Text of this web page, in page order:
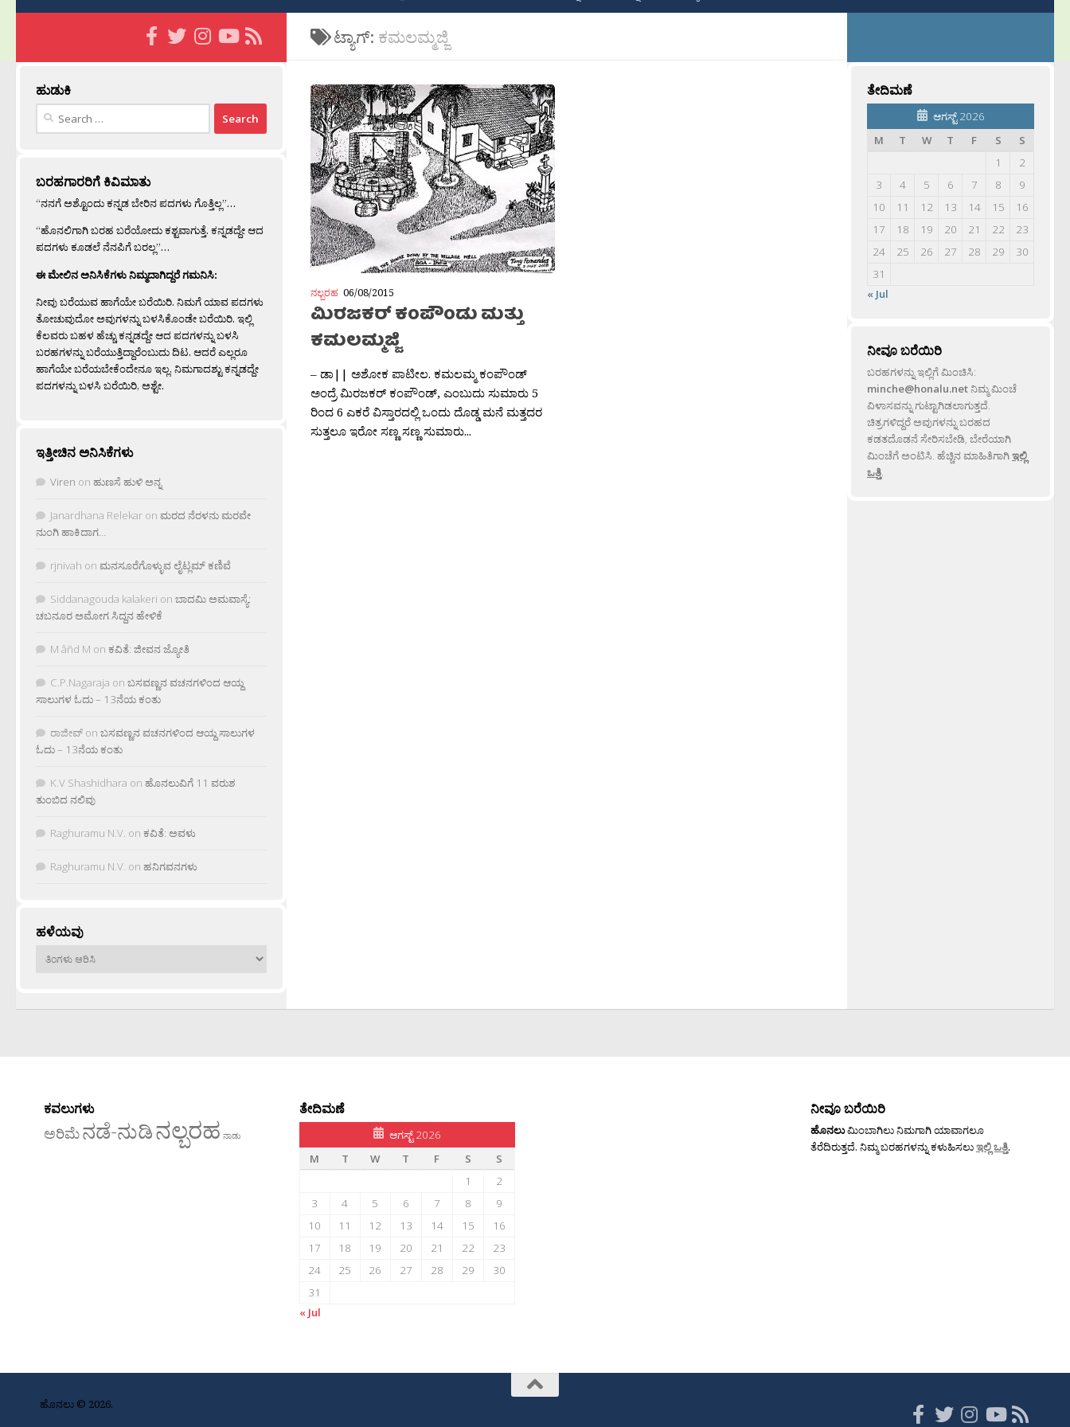
ಟ್ಯಾಗ್: ಕಮಲಮ್ಮಜ್ಜಿ
ನಲ್ಬರಹ 06/08/2015
ಮಿರಜಕರ್ ಕಂಪೌಂಡು ಮತ್ತು
ಕಮಲಮ್ಮಜ್ಜಿ
– ಡಾ|| ಅಶೋಕ ಪಾಟೀಲ. ಕಮಲಮ್ಮ ಕಂಪೌಂಡ್
ಅಂದ್ರೆ ಮಿರಜಕರ್ ಕಂಪೌಂಡ್, ಎಂಬುದು ಸುಮಾರು 5
ರಿಂದ 6 ಎಕರೆ ವಿಸ್ತಾರದಲ್ಲಿ ಒಂದು ದೊಡ್ಡ ಮನೆ ಮತ್ತದರ
ಸುತ್ತಲೂ ಇರೋ ಸಣ್ಣ ಸಣ್ಣ ಸುಮಾರು...
ಹುಡುಕಿ
Search
ಬರಹಗಾರರಿಗೆ ಕಿವಿಮಾತು
“ನನಗೆ ಅಶ್ಟೊಂದು ಕನ್ನಡ ಬೇರಿನ ಪದಗಳು ಗೊತ್ತಿಲ್ಲ”…
“ಹೊನಲಿಗಾಗಿ ಬರಹ ಬರೆಯೋದು ಕಶ್ಟವಾಗುತ್ತೆ. ಕನ್ನಡದ್ದೇ ಆದ
ಪದಗಳು ಕೂಡಲೆ ನೆನಪಿಗೆ ಬರಲ್ಲ”…
ಈ ಮೇಲಿನ ಅನಿಸಿಕೆಗಳು ನಿಮ್ಮದಾಗಿದ್ದರೆ ಗಮನಿಸಿ:
ನೀವು ಬರೆಯುವ ಹಾಗೆಯೇ ಬರೆಯಿರಿ. ನಿಮಗೆ ಯಾವ ಪದಗಳು
ತೋಚುವುದೋ ಅವುಗಳನ್ನು ಬಳಸಿಕೊಂಡೇ ಬರೆಯಿರಿ. ಇಲ್ಲಿ
ಕೆಲವರು ಬಹಳ ಹೆಚ್ಚು ಕನ್ನಡದ್ದೇ ಆದ ಪದಗಳನ್ನು ಬಳಸಿ
ಬರಹಗಳನ್ನು ಬರೆಯುತ್ತಿದ್ದಾರೆಂಬುದು ದಿಟ. ಆದರೆ ಎಲ್ಲರೂ
ಹಾಗೆಯೇ ಬರೆಯಬೇಕೆಂದೇನೂ ಇಲ್ಲ. ನಿಮಗಾದಶ್ಟು ಕನ್ನಡದ್ದೇ
ಪದಗಳನ್ನು ಬಳಸಿ ಬರೆಯಿರಿ, ಅಶ್ಟೇ.
ಇತ್ತೀಚಿನ ಅನಿಸಿಕೆಗಳು
Viren on ಹುಣಸೆ ಹುಳಿ ಅನ್ನ
Janardhana Relekar on ಮರದ ನೆರಳನು ಮರವೇ
ನುಂಗಿ ಹಾಕಿದಾಗ…
rjnivah on ಮನಸೂರೆಗೊಳ್ಳುವ ಲೈಟ್ಲಮ್ ಕಣಿವೆ
Siddanagouda kalakeri on ಬಾದಮಿ ಅಮವಾಸ್ಯೆ:
ಚಬನೂರ ಅಮೋಗ ಸಿದ್ದನ ಹೇಳಿಕೆ
M âñd M on ಕವಿತೆ: ಜೀವನ ಜ್ಯೋತಿ
C.P.Nagaraja on ಬಸವಣ್ಣನ ವಚನಗಳಿಂದ ಆಯ್ದ
ಸಾಲುಗಳ ಓದು – 13ನೆಯ ಕಂತು
ರಾಜೀವ್ on ಬಸವಣ್ಣನ ವಚನಗಳಿಂದ ಆಯ್ದ ಸಾಲುಗಳ
ಓದು – 13ನೆಯ ಕಂತು
K.V Shashidhara on ಹೊನಲುವಿಗೆ 11 ವರುಶ
ತುಂಬಿದ ನಲಿವು
Raghuramu N.V. on ಕವಿತೆ: ಅವಳು
Raghuramu N.V. on ಹನಿಗವನಗಳು
ಹಳೆಯವು
ಹಳೆಯವು
ತೇದಿಮಣೆ
ಆಗಸ್ಟ್ 2026
M
T W T F S
S
1
2
3
4 5 6 7 8
9
10
11 12 13 14 15
16
17
18 19 20 21 22
23
24
25 26 27 28 29
30
31
« Jul
ನೀವೂ ಬರೆಯಿರಿ
ಬರಹಗಳನ್ನು ಇಲ್ಲಿಗೆ ಮಿಂಚಿಸಿ:
minche@honalu.netನಿಮ್ಮ ಮಿಂಚೆ
ವಿಳಾಸವನ್ನು ಗುಟ್ಟಾಗಿಡಲಾಗುತ್ತದೆ.
ಚಿತ್ರಗಳಿದ್ದರೆ ಅವುಗಳನ್ನು ಬರಹದ
ಕಡತದೊಡನೆ ಸೇರಿಸಬೇಡಿ, ಬೇರೆಯಾಗಿ
ಮಿಂಚೆಗೆ ಅಂಟಿಸಿ. ಹೆಚ್ಚಿನ ಮಾಹಿತಿಗಾಗಿಇಲ್ಲಿ
ಒತ್ತಿ.
ಕವಲುಗಳು
ಅರಿಮೆನಡೆ-ನುಡಿನಲ್ಬರಹ ನಾಡು
ತೇದಿಮಣೆ
ಆಗಸ್ಟ್ 2026
M
T W T F S
S
1
2
3
4 5 6 7 8
9
10
11 12 13 14 15
16
17
18 19 20 21 22
23
24
25 26 27 28 29
30
31
« Jul
ನೀವೂ ಬರೆಯಿರಿ
ಹೊನಲುಮಿಂಬಾಗಿಲು ನಿಮಗಾಗಿ ಯಾವಾಗಲೂ
ತೆರೆದಿರುತ್ತದೆ. ನಿಮ್ಮ ಬರಹಗಳನ್ನು ಕಳುಹಿಸಲುಇಲ್ಲಿ ಒತ್ತಿ.
ಹೊನಲು © 2026.